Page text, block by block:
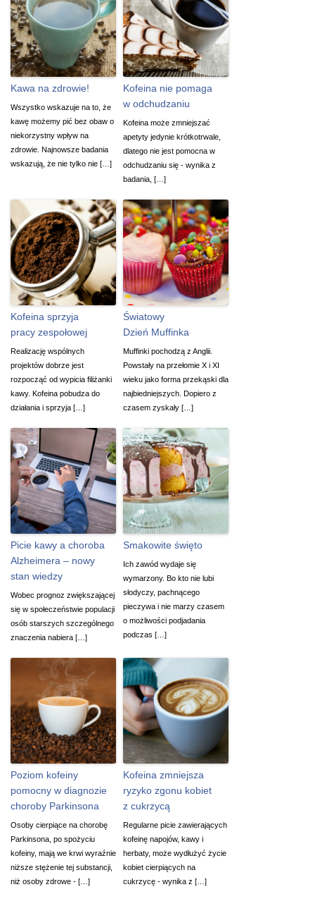
Kawa na zdrowie!
Wszystko wskazuje na to, że
kawę możemy pić bez obaw o
niekorzystny wpływ na
zdrowie. Najnowsze badania
wskazują, że nie tylko nie […]
Kofeina nie pomaga
w odchudzaniu
Kofeina może zmniejszać
apetyty jedynie krótkotrwale,
dlatego nie jest pomocna w
odchudzaniu się - wynika z
badania, […]
Kofeina sprzyja
pracy zespołowej
Realizację wspólnych
projektów dobrze jest
rozpocząć od wypicia filiżanki
kawy. Kofeina pobudza do
działania i sprzyja […]
Światowy
Dzień Muffinka
Muffinki pochodzą z Anglii.
Powstały na przełomie X i XI
wieku jako forma przekąski dla
najbiedniejszych. Dopiero z
czasem zyskały […]
Picie kawy a choroba
Alzheimera – nowy
stan wiedzy
Wobec prognoz zwiększającej
się w społeczeństwie populacji
osób starszych szczególnego
znaczenia nabiera […]
Smakowite święto
Ich zawód wydaje się
wymarzony. Bo kto nie lubi
słodyczy, pachnącego
pieczywa i nie marzy czasem
o możliwości podjadania
podczas […]
Poziom kofeiny
pomocny w diagnozie
choroby Parkinsona
Osoby cierpiące na chorobę
Parkinsona, po spożyciu
kofeiny, mają we krwi wyraźnie
niższe stężenie tej substancji,
niż osoby zdrowe - […]
Kofeina zmniejsza
ryzyko zgonu kobiet
z cukrzycą
Regularne picie zawierających
kofeinę napojów, kawy i
herbaty, może wydłużyć życie
kobiet cierpiących na
cukrzycę - wynika z […]